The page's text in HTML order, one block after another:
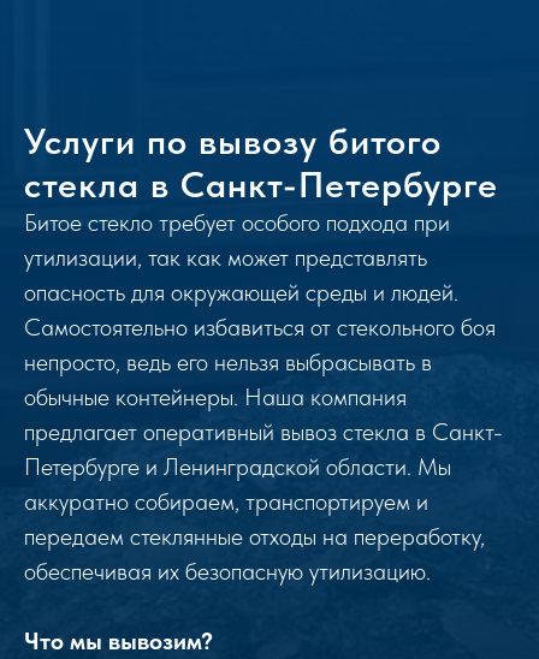
Услуги по вывозу битого
стекла в Санкт-Петербурге
Битое стекло требует особого подхода при
утилизации, так как может представлять
опасность для окружающей среды и людей.
Самостоятельно избавиться от стекольного боя
непросто, ведь его нельзя выбрасывать в
обычные контейнеры. Наша компания
предлагает оперативный вывоз стекла в Санкт-
Петербурге и Ленинградской области. Мы
аккуратно собираем, транспортируем и
передаем стеклянные отходы на переработку,
обеспечивая их безопасную утилизацию.
Что мы вывозим?